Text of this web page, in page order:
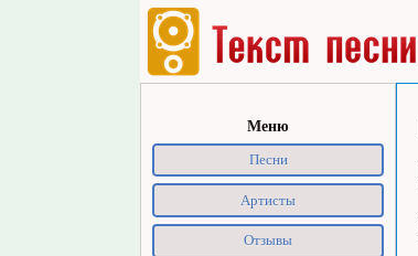
Меню
Песни
Артисты
Отзывы